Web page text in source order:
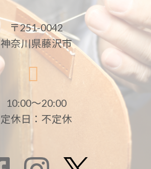
〒251-0042
神奈川県藤沢市
10:00〜20:00
定休日：不定休